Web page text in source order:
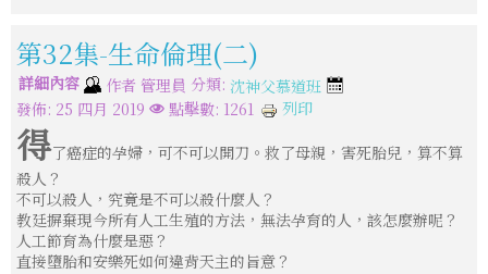
第32集-生命倫理(二)
詳細內容 作者 管理員 分類: 沈神父慕道班
發佈: 25 四月 2019
點擊數: 1261 列印
得了癌症的孕婦，可不可以開刀。救了母親，害死胎兒，算不算
殺人？
不可以殺人，究竟是不可以殺什麼人？
教廷摒棄現今所有人工生殖的方法，無法孕育的人，該怎麼辦呢？
人工節育為什麼是惡？
直接墮胎和安樂死如何違背天主的旨意？